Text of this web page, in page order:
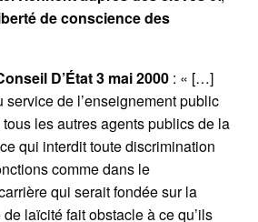
de conscience des
D’État 3 mai 2000 : « […]
service de l’enseignement public
les autres agents publics de la
qui interdit toute discrimination
comme dans le
qui serait fondée sur la
laïcité fait obstacle à ce qu’ils